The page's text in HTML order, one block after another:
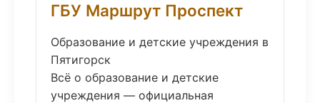
ГБУ Маршрут Проспект
Образование и детские учреждения в
Пятигорск
Всё о образование и детские
учреждения — официальная